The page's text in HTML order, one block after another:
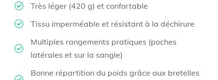
Très léger (420 g) et confortable
Tissu imperméable et résistant à la déchirure
Multiples rangements pratiques (poches
latérales et sur la sangle)
Bonne répartition du poids grâce aux bretelles